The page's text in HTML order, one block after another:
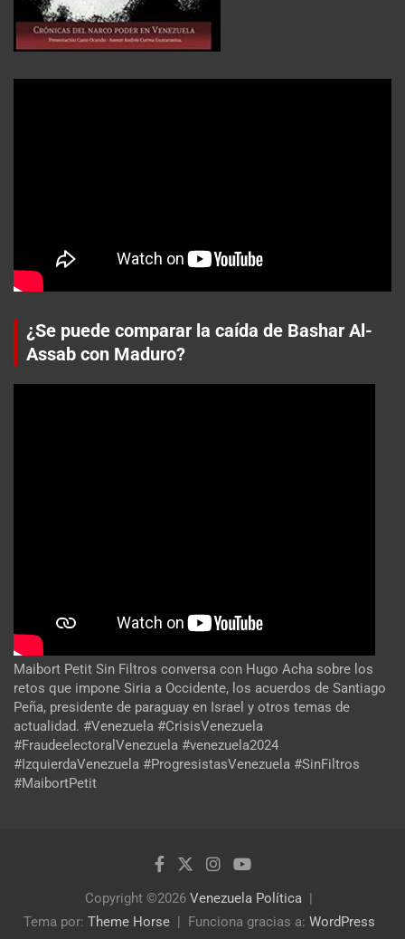
¿Se puede comparar la caída de Bashar Al-
Assab con Maduro?
Maibort Petit Sin Filtros conversa con Hugo Acha sobre los
retos que impone Siria a Occidente, los acuerdos de Santiago
Peña, presidente de paraguay en Israel y otros temas de
actualidad. #Venezuela #CrisisVenezuela
#FraudeelectoralVenezuela #venezuela2024
#IzquierdaVenezuela #ProgresistasVenezuela #SinFiltros
#MaibortPetit
Copyright ©2026 Venezuela Política
Tema por: Theme Horse Funciona gracias a: WordPress